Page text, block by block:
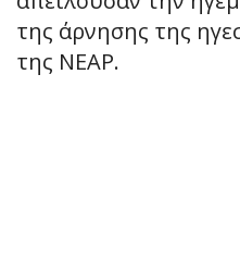
της άρνησης της
της ΝΕΑΡ.